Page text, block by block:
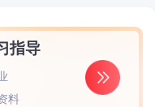
指导
料